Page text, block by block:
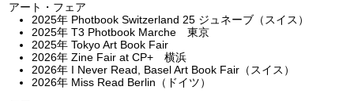
アート・フェア
2025年 Photbook Switzerland 25 ジュネーブ（スイス）
2025年 T3 Photbook Marche 東京
2025年 Tokyo Art Book Fair
2026年 Zine Fair at CP+ 横浜
2026年 I Never Read, Basel Art Book Fair（スイス）
2026年 Miss Read Berlin（ドイツ）